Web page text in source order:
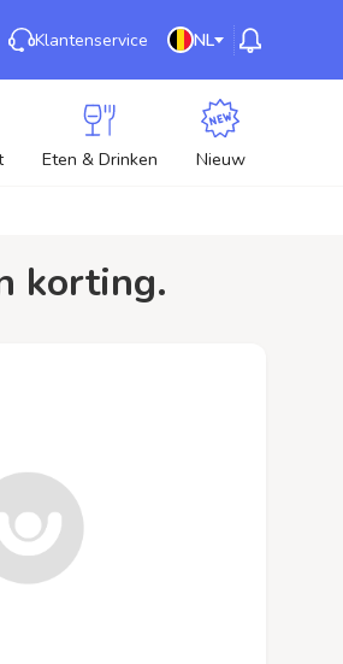
Klantenservice NL
Eten & Drinken Nieuw
korting.